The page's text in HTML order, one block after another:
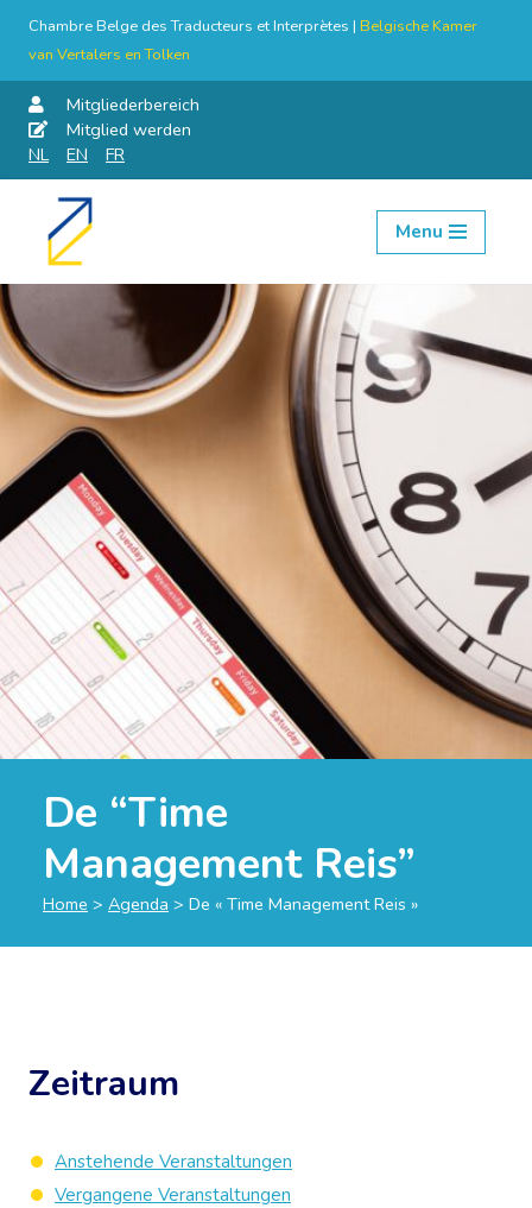
Chambre Belge des Traducteurs et Interprètes | Belgische Kamer
van Vertalers en Tolken
Mitgliederbereich
Mitglied werden
NL
EN FR
Skip
Menu
De “Time
Management Reis”
Home > Agenda > De « Time Management Reis »
Zeitraum
Anstehende Veranstaltungen
Vergangene Veranstaltungen